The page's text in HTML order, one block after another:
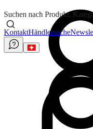
Suchen nach Produkt,
KontaktHändlersuche